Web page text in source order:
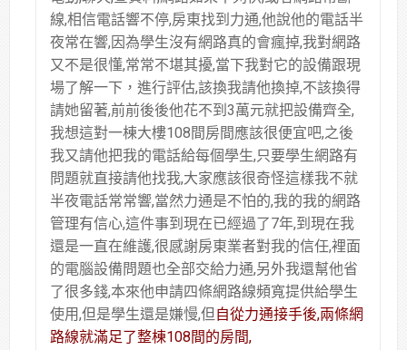
線,相信電話響不停,房東找到力通,他說他的電話半
夜常在響,因為學生沒有網路真的會瘋掉,我對網路
又不是很懂,常常不堪其擾,當下我對它的設備跟現
場了解一下，進行評估,該換我請他換掉,不該換得
請她留著,前前後後他花不到3萬元就把設備齊全,
我想這對一棟大樓108間房間應該很便宜吧,之後
我又請他把我的電話給每個學生,只要學生網路有
問題就直接請他找我,大家應該很奇怪這樣我不就
半夜電話常常響,當然力通是不怕的,我的我的網路
管理有信心,這件事到現在已經過了7年,到現在我
還是一直在維護,很感謝房東業者對我的信任,裡面
的電腦設備問題也全部交給力通,另外我還幫他省
了很多錢,本來他申請四條網路線頻寬提供給學生
使用,但是學生還是嫌慢,但 自從力通接手後,兩條網
路線就滿足了整棟108間的房間,